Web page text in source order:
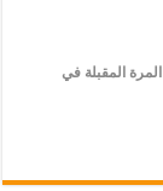
المقبلة في